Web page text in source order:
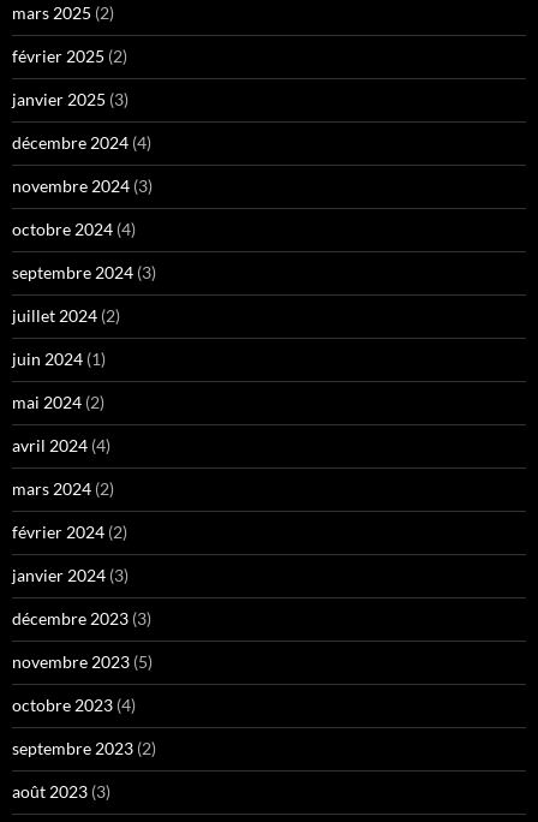
mars 2025 (2)
février 2025 (2)
janvier 2025 (3)
décembre 2024 (4)
novembre 2024 (3)
octobre 2024 (4)
septembre 2024 (3)
juillet 2024 (2)
juin 2024 (1)
mai 2024 (2)
avril 2024 (4)
mars 2024 (2)
février 2024 (2)
janvier 2024 (3)
décembre 2023 (3)
novembre 2023 (5)
octobre 2023 (4)
septembre 2023 (2)
août 2023 (3)